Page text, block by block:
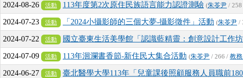
2024-08-26 活動 113年度第2次原住民族語言能力認證測驗 (朱苓尹/ 258
2024-07-23 活動 「2024小攝影師的三個大夢-攝影徵件」活動 (朱苓尹/
2024-07-22 活動 國立臺東生活美學館「認識藍精靈：創意設計工作坊
2024-07-09 活動 113年洄瀾書香節-新住民大集合活動 (朱苓尹/ 266 / 教
2024-06-27 活動 臺北醫學大學113年「兒童課後照顧服務人員職前